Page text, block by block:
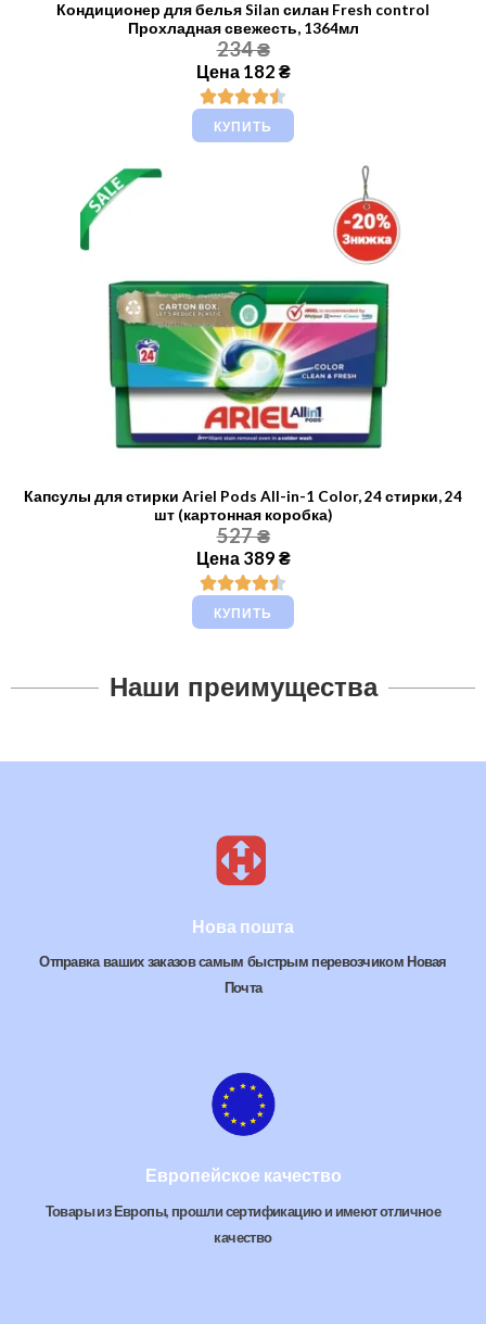
Кондиционер для белья Silan силан Fresh control
Прохладная свежесть, 1364мл
234 ₴
Цена 182 ₴
КУПИТЬ
Капсулы для стирки Ariel Pods All-in-1 Color, 24 стирки, 24
шт (картонная коробка)
527 ₴
Цена 389 ₴
КУПИТЬ
Наши преимущества
Нова пошта
Отправка ваших заказов самым быстрым перевозчиком Новая
Почта
Европейское качество
Товары из Европы, прошли сертификацию и имеют отличное
качество